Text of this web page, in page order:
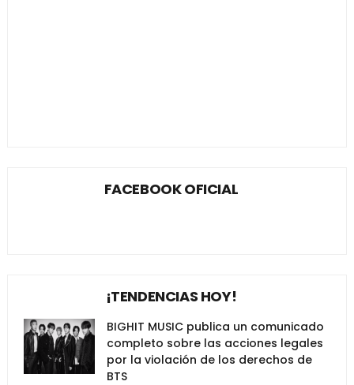
FACEBOOK OFICIAL
¡TENDENCIAS HOY!
BIGHIT MUSIC publica un comunicado
completo sobre las acciones legales
por la violación de los derechos de
BTS